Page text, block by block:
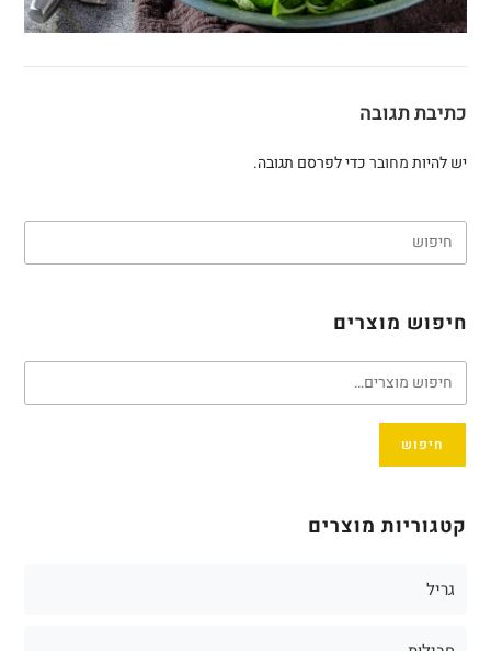
כתיבת תגובה
יש להיותמחוברכדי לפרסם תגובה.
חיפוש מוצרים
חיפוש
קטגוריות מוצרים
גריל